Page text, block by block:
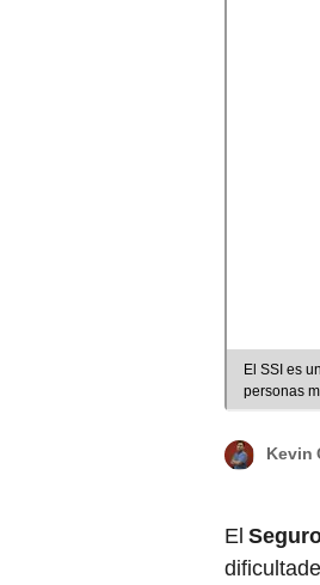
El SSI es
personas
Kevin
El